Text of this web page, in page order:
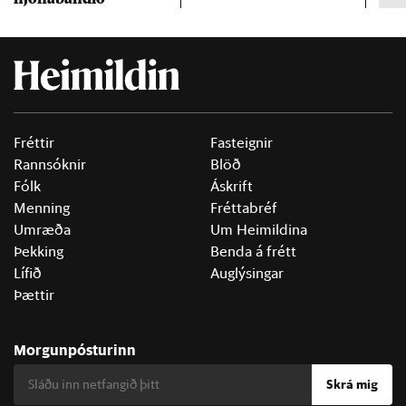
Fréttir
Rannsóknir
Fólk
Menning
Umræða
Þekking
Lífið
Þættir
Fasteignir
Blöð
Áskrift
Fréttabréf
Um Heimildina
Benda á frétt
Auglýsingar
Morgunpósturinn
Skrá mig